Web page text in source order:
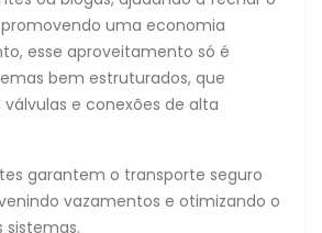
uma economia
esse aproveitamento só é
bem estruturados, que
e conexões de alta
garantem o transporte seguro
vazamentos e otimizando o
sistemas.